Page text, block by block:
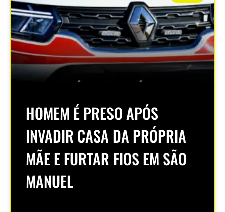
HOMEM É PRESO APÓS
INVADIR CASA DA PRÓPRIA
MÃE E FURTAR FIOS EM SÃO
MANUEL